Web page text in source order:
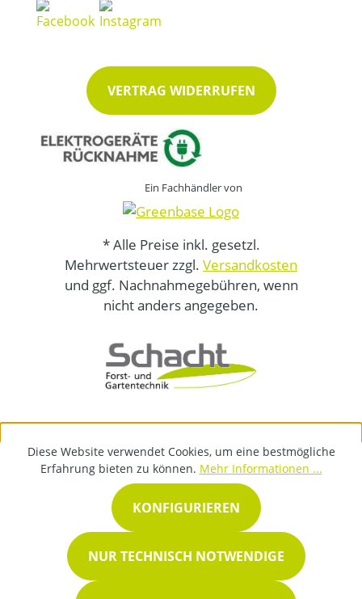
VERTRAG WIDERRUFEN
Ein Fachhändler von
* Alle Preise inkl. gesetzl.
Mehrwertsteuer zzgl. Versandkosten
und ggf. Nachnahmegebühren, wenn
nicht anders angegeben.
Diese Website verwendet Cookies, um eine bestmögliche
Erfahrung bieten zu können. Mehr Informationen ...
NUR TECHNISCH NOTWENDIGE
KONFIGURIEREN